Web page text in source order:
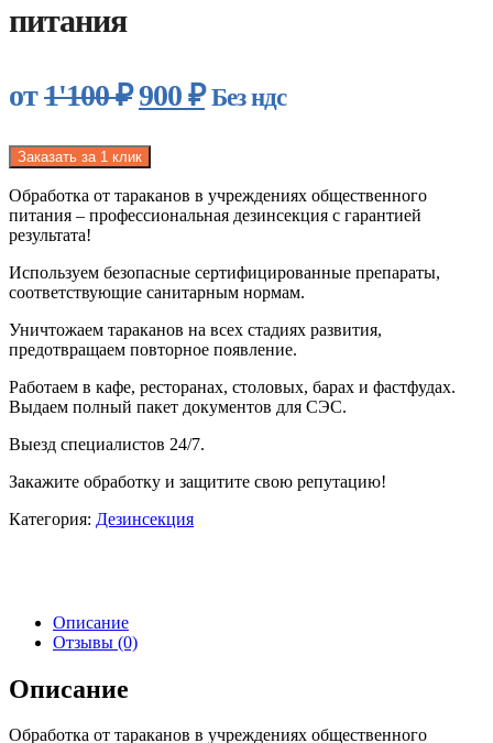
питания
от1'100₽Первоначальная
составляла
1'100 ₽.
900₽Текущая
Без ндс
Заказать за 1 клик
Обработка от тараканов в учреждениях общественного
питания – профессиональная дезинсекция с гарантией
результата!
Используем безопасные сертифицированные препараты,
соответствующие санитарным нормам.
Уничтожаем тараканов на всех стадиях развития,
предотвращаем повторное появление.
Работаем в кафе, ресторанах, столовых, барах и фастфудах.
Выдаем полный пакет документов для СЭС.
Выезд специалистов 24/7.
Закажите обработку и защитите свою репутацию!
Категория: Дезинcекция
Описание
Отзывы (0)
Описание
Обработка от тараканов в учреждениях общественного